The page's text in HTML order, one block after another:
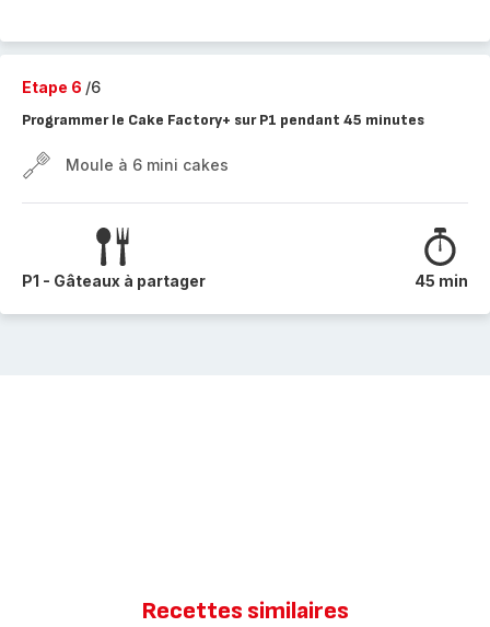
Etape 6 /6
Programmer le Cake Factory+ sur P1 pendant 45 minutes
Moule à 6 mini cakes
P1 - Gâteaux à partager 45 min
Recettes similaires